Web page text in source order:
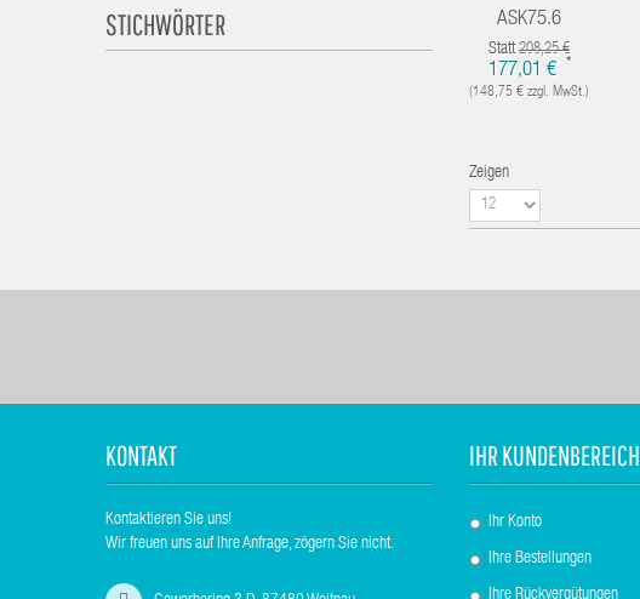
STICHWÖRTER ASK75.6
Statt208,25 €
177,01 € *
(148,75 € zzgl. MwSt.)
Zeigen
KONTAKT
Kontaktieren Sie uns!
Wir freuen uns auf Ihre Anfrage, zögern Sie nicht.
IHR KUNDENBEREICH
Ihr Konto
Ihre Bestellungen
Ihre Rückvergütungen